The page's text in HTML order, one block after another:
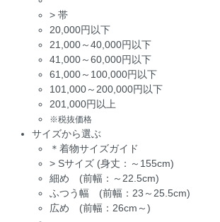
> 帯
20,000円以下
21,000～40,000円以下
41,000～60,000円以下
61,000～100,000円以下
101,000～200,000円以下
201,000円以上
※税抜価格
サイズから選ぶ
＊着物サイズガイド
> Sサイズ (身丈：～155cm)
細め (前幅：～22.5cm)
ふつう幅 (前幅：23～25.5cm)
広め (前幅：26cm～)